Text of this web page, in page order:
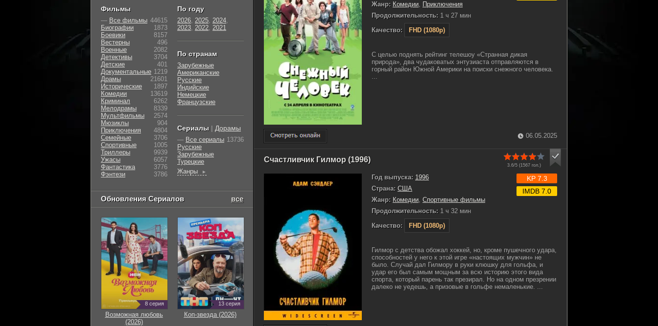
Жанр: Комедии, Приключения
Продолжительность: 1 ч 27 мин
Качество:
FHD (1080p)
С целью поднять рейтинг телешоу «Странная дикая
природа», два чудаковатых энтузиаста отправляются в
горный район Южной Америки на поиски снежного человека.
...
06.05.2025
Счастливчик Гилмор (1996)
3.6/5 (1567 гол.)
Год выпуска: 1996
Страна: США
Жанр: Комедии Спортивные фильмы
Продолжительность: 1 ч 32 мин
Качество:
FHD (1080p)
KP 7.3
IMDB 7.0
Гилмор с детства обожал хоккей, но, кроме пушечного удара,
способностей у него к этой игре «настоящих мужчин» не
было. Случай дал Гилмору в руки клюшку для гольфа, и
удар его был самым мощным за всю историю этого вида
спорта, который парень так презирал. Но на одном презрении
далеко не уедешь, а призовые в гольфе немаленькие. ...
Фильмы
— Все фильмы 44615
Биографии
1873
Боевики
8157
Вестерны
496
Военные
2082
Детективы
3704
Детские
401
Документальные 1219
Драмы
21601
Исторические
1897
Комедии
13619
Криминал
6262
Мелодрамы
8339
Мультфильмы
2574
Мюзиклы
904
Приключения
4804
Семейные
3706
Cпортивные
1005
Триллеры
9939
Ужасы
6057
Фантастика
3776
Фэнтези
3786
По году
2026, 2025, 2024,
2023, 2022, 2021
По странам
Зарубежные
Американские
Русские
Индийские
Немецкие
Французские
Сериалы | Дорамы
— Все сериалы 13736
Русские
Зарубежные
Турецкие
Жанры
►
Обновления Сериалов все
8 серия
Возможная любовь
(2026)
13 серия
Коп-звезда (2026)